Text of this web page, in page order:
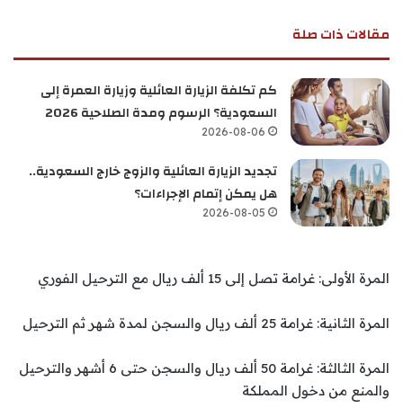
مقالات ذات صلة
كم تكلفة الزيارة العائلية وزيارة العمرة إلى
السعودية؟ الرسوم ومدة الصلاحية 2026
2026-08-06
تجديد الزيارة العائلية والزوج خارج السعودية..
هل يمكن إتمام الإجراءات؟
2026-08-05
المرة الأولى: غرامة تصل إلى 15 ألف ريال مع الترحيل الفوري
المرة الثانية: غرامة 25 ألف ريال والسجن لمدة شهر ثم الترحيل
المرة الثالثة: غرامة 50 ألف ريال والسجن حتى 6 أشهر والترحيل
والمنع من دخول المملكة